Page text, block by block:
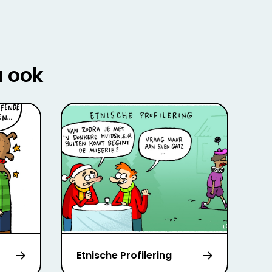
ook
Etnische Profilering